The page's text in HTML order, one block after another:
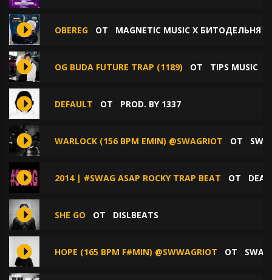
OBEREG ОТ MAGNETIC MUSIC X БИТОДЕЛЬНЯ X
OG BUDA FUTURE TRAP (1189) ОТ TIPS MUSIC
DEFAULT ОТ PROD. BY 1337
WARLOCK (156 BPM EMIN) @SWAGRIOT ОТ
2014 | #SWAG ASAP ROCKY TRAP BEAT ОТ
SHE GO ОТ DISLBEATS
HOPE (165 BPM F#MIN) @SWWAGRIOT ОТ